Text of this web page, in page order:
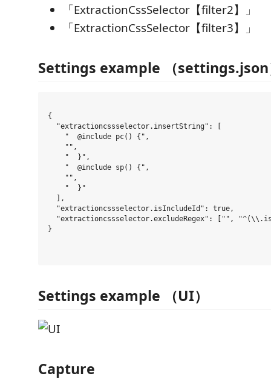
「ExtractionCssSelector【filter2】」
「ExtractionCssSelector【filter3】」
Settings example （settings.json
{
  "extractioncssselector.insertString": [
    "  @include pc() {",
    "",
    "  }",
    "  @include sp() {",
    "",
    "  }"
  ],
  "extractioncssselector.isIncludeId": true,
"extractioncssselector.excludeRegex": ["",
}
Settings example （UI）
Capture